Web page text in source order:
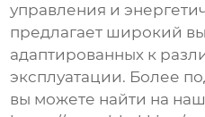
управления и
предлагает широкий
адаптированных к
эксплуатации. Более
вы можете найти на